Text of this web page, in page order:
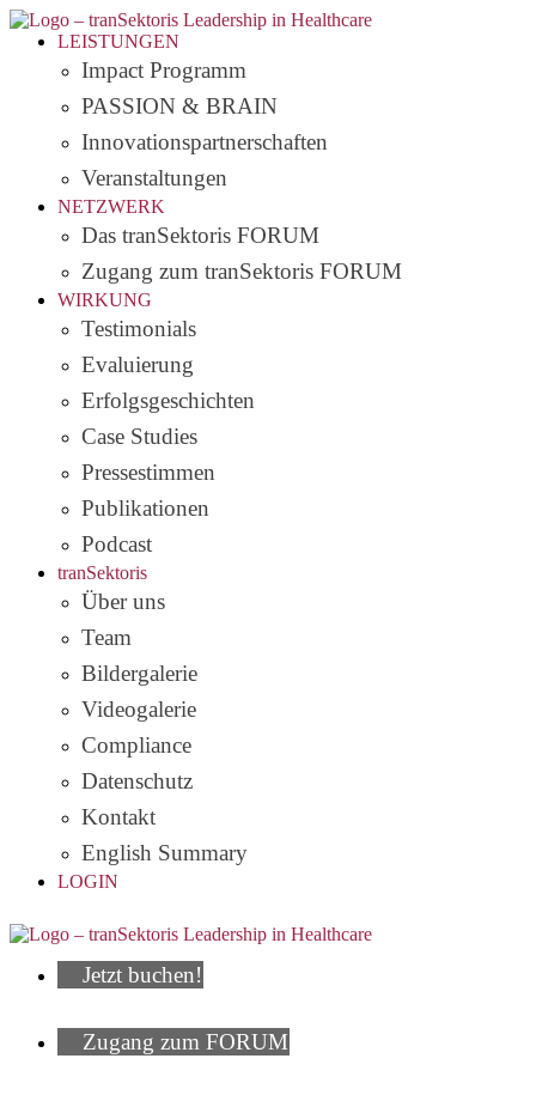
LEISTUNGEN
Impact Programm
PASSION & BRAIN
Innovationspartnerschaften
Veranstaltungen
NETZWERK
Das tranSektoris FORUM
Zugang zum tranSektoris FORUM
WIRKUNG
Testimonials
Evaluierung
Erfolgsgeschichten
Case Studies
Pressestimmen
Publikationen
Podcast
tranSektoris
Über uns
Team
Bildergalerie
Videogalerie
Compliance
Datenschutz
Kontakt
English Summary
LOGIN
Jetzt buchen!
Zugang zum FORUM